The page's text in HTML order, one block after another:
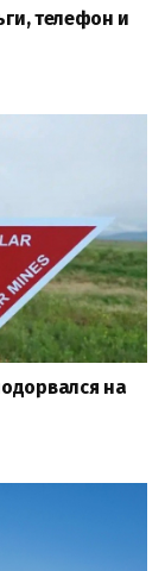
телефон и
на